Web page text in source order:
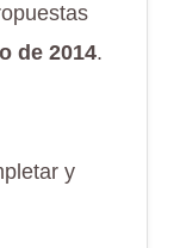
de 2014.
y